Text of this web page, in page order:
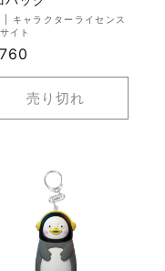
| キャラクターライセンス
イト
売り切れ